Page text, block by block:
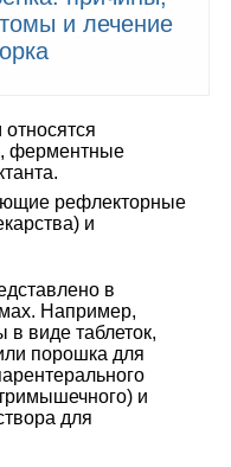
и лечение
ферментные
рефлекторные
и
в
Например,
в виде таблеток,
порошка для
и
для